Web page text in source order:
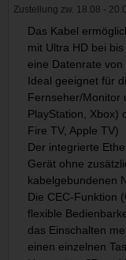
Zustellung zw. 18.08 -
Das Kabel
mit Ultra HD bei
eine Datenrate
Ideal geeignet für
Fernseher/Monitor
PlayStation, Xbox)
Fire TV, Apple TV)
Der integrierte
Gerät ohne
kabelgebundenen
Die CEC-Funktion
flexible
das Einschalten
einen einzelnen